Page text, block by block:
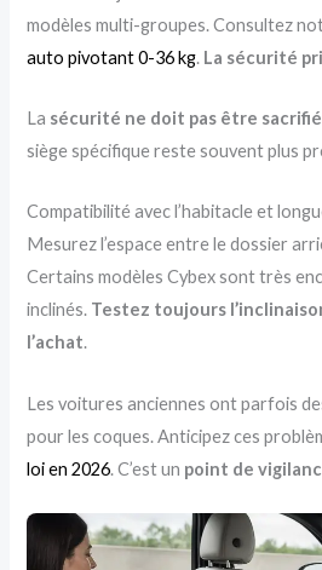
modèles multi-groupes. Consultez
auto pivotant 0-36 kg. La sécurité
La sécurité ne doit pas être
siège spécifique reste souvent plus
Compatibilité avec l’habitacle et
Mesurez l’espace entre le dossier
Certains modèles Cybex sont très
inclinés. Testez toujours
l’achat.
Les voitures anciennes ont parfois
pour les coques. Anticipez ces
loi en 2026. C’est un point de